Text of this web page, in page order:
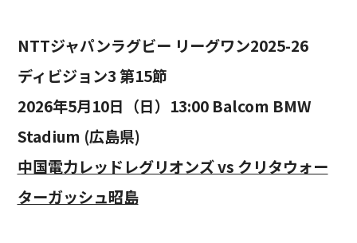
NTTジャパンラグビー リーグワン2025-26
ディビジョン3 第15節
2026年5月10日（日）13:00 Balcom BMW
Stadium (広島県)
中国電力レッドレグリオンズ vs クリタウォー
ターガッシュ昭島